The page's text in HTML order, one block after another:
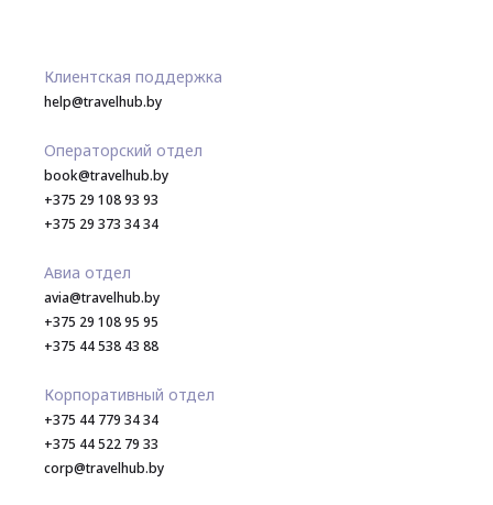
Клиентская поддержка
help@travelhub.by
Операторский отдел
book@travelhub.by
+375 29 108 93 93
+375 29 373 34 34
Авиа отдел
avia@travelhub.by
+375 29 108 95 95
+375 44 538 43 88
Корпоративный отдел
+375 44 779 34 34
+375 44 522 79 33
corp@travelhub.by